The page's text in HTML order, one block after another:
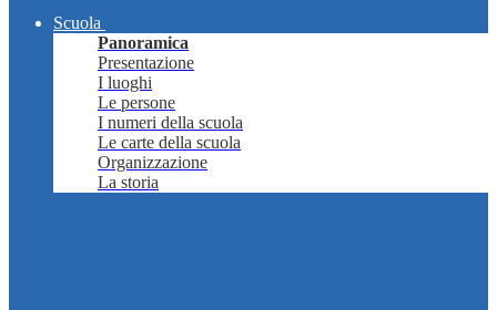
Scuola
Panoramica
Presentazione
I luoghi
Le persone
I numeri della scuola
Le carte della scuola
Organizzazione
La storia